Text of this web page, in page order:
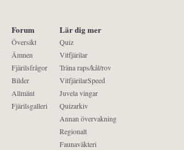
Forum
Översikt
Ämnen
Fjärilsfrågor
Bilder
Allmänt
Fjärilsgalleri
Lär dig mer
Quiz
Vitfjärilar
Träna raps/kål/rov
VitfjärilarSpeed
Juvela vingar
Quizarkiv
Annan övervakning
Regionalt
Faunaväkteri